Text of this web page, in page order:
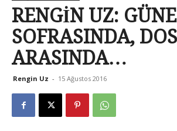
RENGİN UZ:
SOFRASINDA,
ARASINDA…
Rengin Uz - 15 Ağustos 2016